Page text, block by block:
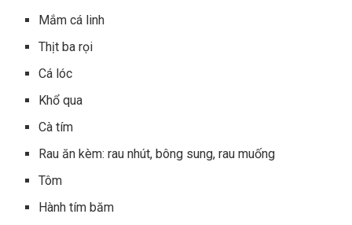
Mắm cá linh
Thịt ba rọi
Cá lóc
Khổ qua
Cà tím
Rau ăn kèm: rau nhút, bông sung, rau muống
Tôm
Hành tím băm